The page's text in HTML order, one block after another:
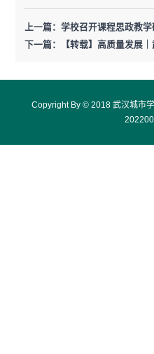
上一篇：学校召开课程思政教
Copyright By © 2018 武汉城市